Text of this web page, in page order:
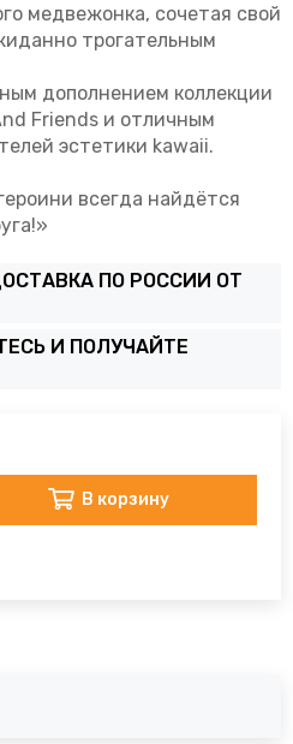
медвежонка, сочетая свой
трогательным
дополнением коллекции
Friends и отличным
эстетики kawaii.
всегда найдётся
ПО РОССИИ ОТ
И ПОЛУЧАЙТЕ
В корзину